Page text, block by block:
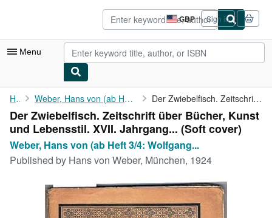
GBP
Site
shopping
preferences
Sign in
Menu
My Account
My Purchases
Advanced Search
Browse Collections
Rare Books
Art & Collectables
Home Weber, Hans von (ab Heft 3/4: Wolfgang von Weber)(Hrsg.). Der Zwiebelfisch. Zeitschrift über Bücher, Kunst und Lebensstil....
Der Zwiebelfisch. Zeitschrift über Bücher, Kunst
und Lebensstil. XVII. Jahrgang... (Soft cover)
Weber, Hans von (ab Heft 3/4: Wolfgang...
Published by Hans von Weber, München, 1924